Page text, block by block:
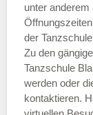
unter
der
Zu den
Tanzschule
werden oder
kontaktieren.